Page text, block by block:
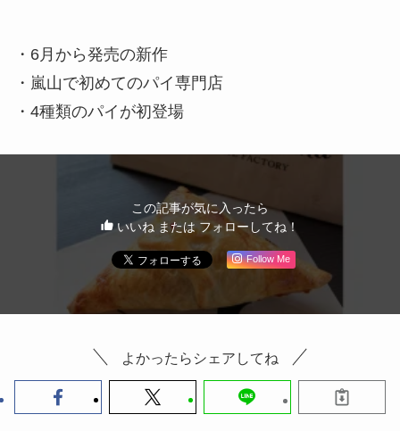
・6月から発売の新作
・嵐山で初めてのパイ専門店
・4種類のパイが初登場
この記事が気に入ったら
いいね または フォローしてね！
Follow Me
よかったらシェアしてね